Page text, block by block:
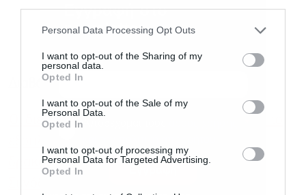
Personal Data Processing Opt Outs
I want to opt-out of the Sharing of my
personal data.
Opted In
I want to opt-out of the Sale of my
Personal Data.
Opted In
I want to opt-out of processing my
Personal Data for Targeted Advertising.
Opted In
Διαβάστε επίσης
Οι διεθνείς πιέσεις για τη “Γαλάζια Πατρίδα”, το
δρακόντεια μέτρα στην Τουρκία εν όψει της
Εγγραφή στο
newsletter
Αποδέχομαι τους